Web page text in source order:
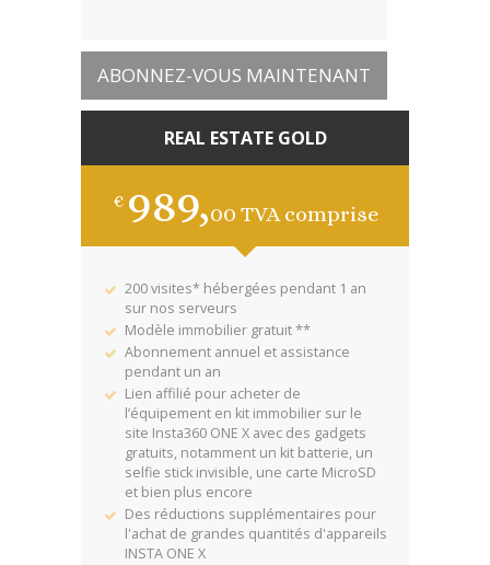
ABONNEZ-VOUS MAINTENANT
REAL ESTATE GOLD
€ 989,00 TVA comprise
200 visites* hébergées pendant 1 an
sur nos serveurs
Modèle immobilier gratuit **
Abonnement annuel et assistance
pendant un an
Lien affilié pour acheter de
l’équipement en kit immobilier sur le
site Insta360 ONE X avec des gadgets
gratuits, notamment un kit batterie, un
selfie stick invisible, une carte MicroSD
et bien plus encore
Des réductions supplémentaires pour
l'achat de grandes quantités d'appareils
INSTA ONE X